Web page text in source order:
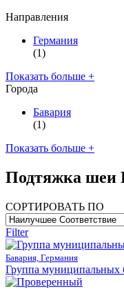
Направления
Германия
(1)
Показать больше +
Города
Бавария
(1)
Показать больше +
Подтяжка шеи
СОРТИРОВАТЬ ПО
Filter
Бавария, Германия
Группа